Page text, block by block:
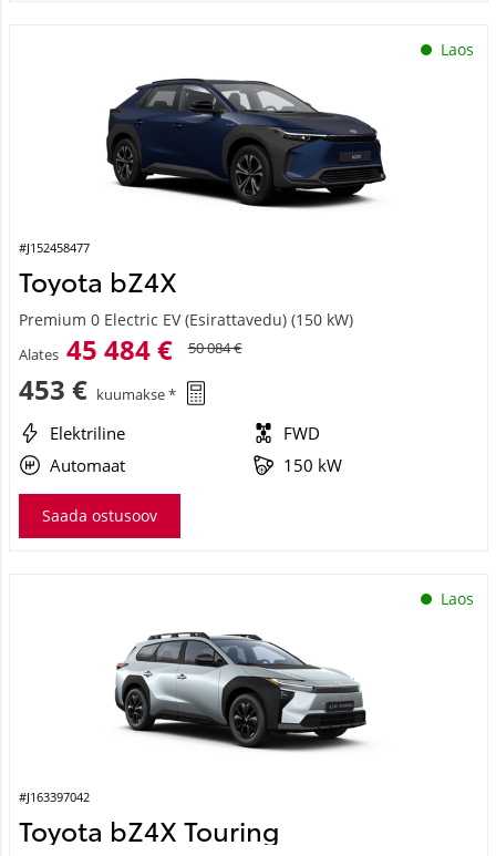
Laos
#J152458477
Toyota bZ4X
Premium 0 Electric EV (Esirattavedu) (150 kW)
Alates 45 484 € 50 084 €
453 € kuumakse *
Elektriline
FWD
Automaat
150 kW
Saada ostusoov
Laos
#J163397042
Toyota bZ4X Touring